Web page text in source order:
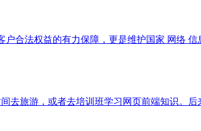
合法权益的有力保障，更是维护国家 网络
旅游，或者去培训班学习网页前端知识。